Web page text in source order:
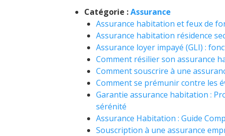
Catégorie :Assurance
Assurance habitation et feux de
Assurance habitation résidence
Assurance loyer impayé (GLI) :
Comment résilier son assurance
Comment souscrire à une
Comment se prémunir contre les
Garantie assurance habitation :
sérénité
Assurance Habitation : Guide
Souscription à une assurance